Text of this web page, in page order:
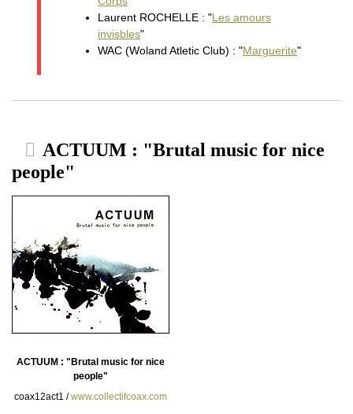
Laurent ROCHELLE : "Les amours
invisbles"
WAC (Woland Atletic Club) : "Marguerite"
ACTUUM : "Brutal music for nice
people"
ACTUUM : "Brutal music for nice
people"
coax12act1 /www.collectifcoax.com